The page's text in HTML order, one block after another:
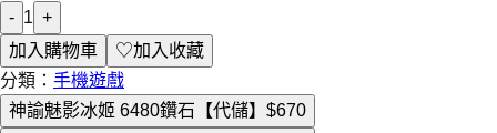
- 1 +
加入購物車
♡加入收藏
分類： 手機遊戲
神諭魅影冰姬 6480鑽石【代儲】 $670